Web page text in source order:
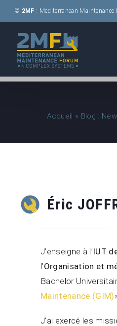
Passer
au
contenu
© 2MF : Mediterranean Maintenance
Accueil » Blog :
Éric
J’enseigne à l’IUT
l’Organisation et
Bachelor
Maintenance (GIM)
J’ai exercé les